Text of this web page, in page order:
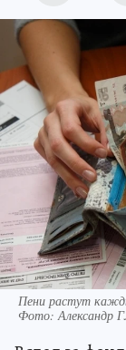
Пени растут
Фото:Александр